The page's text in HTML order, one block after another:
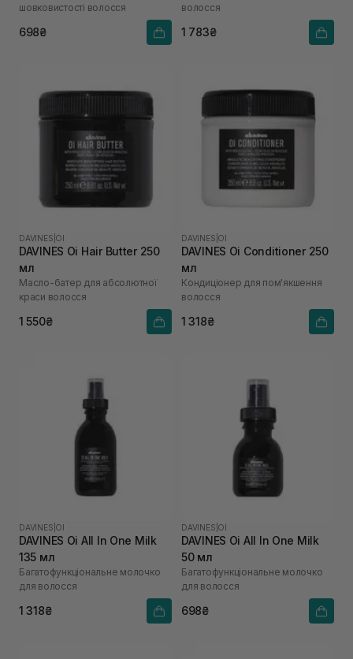
шовковистості волосся
698₴
волосся
1 783₴
DAVINES OI
DAVINES Oi Hair Butter 250
мл
Масло-батер для абсолютної
краси волосся
1 550₴
DAVINES OI
DAVINES Oi Conditioner 250
мл
Кондиціонер для пом'якшення
волосся
1 318₴
DAVINES OI
DAVINES Oi All In One Milk
135 мл
Багатофункціональне молочко
для волосся
1 318₴
DAVINES OI
DAVINES Oi All In One Milk
50 мл
Багатофункціональне молочко
для волосся
698₴